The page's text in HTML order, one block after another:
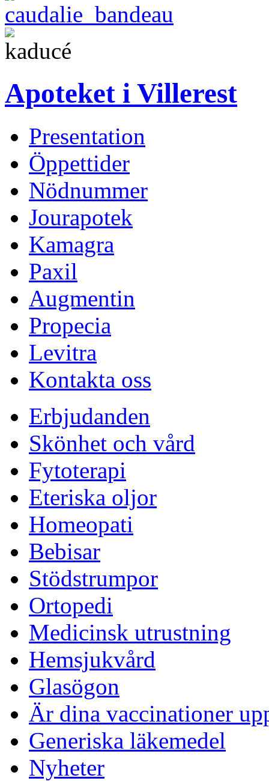
Apoteket i Villerest
Presentation
Öppettider
Nödnummer
Jourapotek
Kamagra
Paxil
Augmentin
Propecia
Levitra
Kontakta oss
Erbjudanden
Skönhet och vård
Fytoterapi
Eteriska oljor
Homeopati
Bebisar
Stödstrumpor
Ortopedi
Medicinsk utrustning
Hemsjukvård
Glasögon
Är dina vaccinationer
Generiska läkemedel
Nyheter